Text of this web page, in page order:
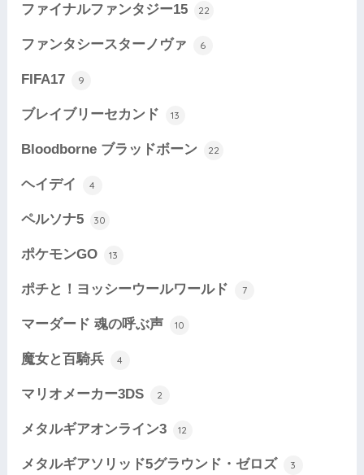
ファイナルファンタジー15 22
ファンタシースターノヴァ 6
FIFA17 9
ブレイブリーセカンド 13
Bloodborne ブラッドボーン 22
ヘイデイ 4
ペルソナ5 30
ポケモンGO 13
ポチと！ヨッシーウールワールド 7
マーダード 魂の呼ぶ声 10
魔女と百騎兵 4
マリオメーカー3DS 2
メタルギアオンライン3 12
メタルギアソリッド5グラウンド・ゼロズ 3